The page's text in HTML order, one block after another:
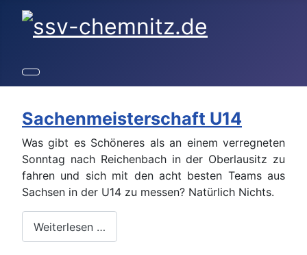
Sachenmeisterschaft U14
Was gibt es Schöneres als an einem verregneten
Sonntag nach Reichenbach in der Oberlausitz zu
fahren und sich mit den acht besten Teams aus
Sachsen in der U14 zu messen? Natürlich Nichts.
Weiterlesen …